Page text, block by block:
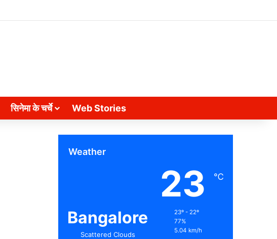
सिनेमा के चर्चे Web Stories
Weather
Bangalore
Scattered Clouds
23 ℃
23º - 22º
77%
5.04 km/h